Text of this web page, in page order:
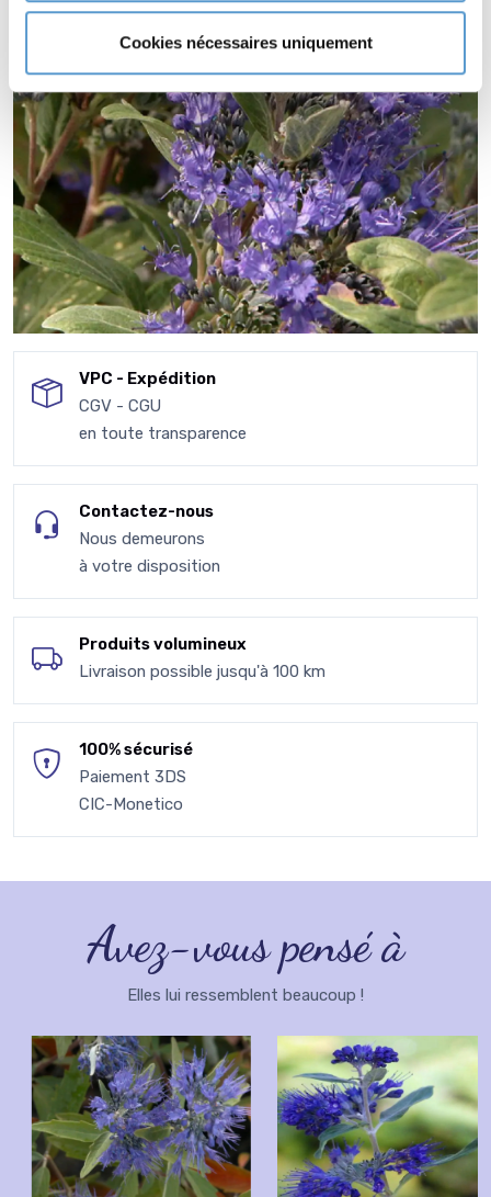
Cookies nécessaires uniquement
VPC - Expédition
CGV - CGU
en toute transparence
Contactez-nous
Nous demeurons
à votre disposition
Produits volumineux
Livraison possible jusqu'à 100 km
100% sécurisé
Paiement 3DS
CIC-Monetico
Avez-vous pensé à
Elles lui ressemblent beaucoup !